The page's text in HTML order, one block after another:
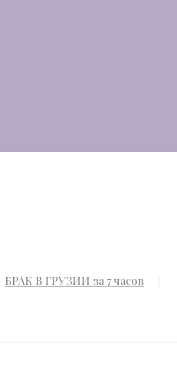
БРАК В ГРУЗИИ за 7 часов